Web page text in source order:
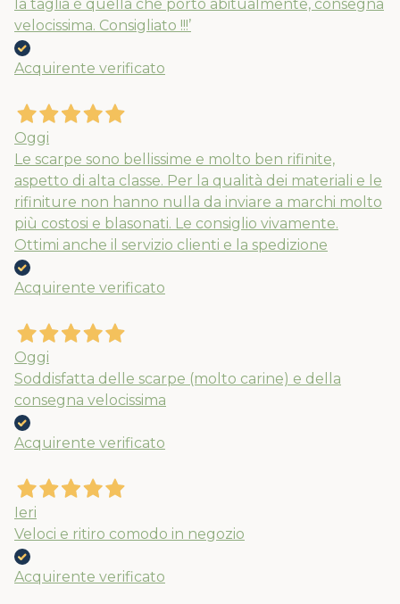
la taglia è quella che porto abitualmente, consegna
velocissima. Consigliato !!!’
Acquirente verificato
Oggi
Le scarpe sono bellissime e molto ben rifinite,
aspetto di alta classe. Per la qualità dei materiali e le
rifiniture non hanno nulla da inviare a marchi molto
più costosi e blasonati. Le consiglio vivamente.
Ottimi anche il servizio clienti e la spedizione
Acquirente verificato
Oggi
Soddisfatta delle scarpe (molto carine) e della
consegna velocissima
Acquirente verificato
Ieri
Veloci e ritiro comodo in negozio
Acquirente verificato
Nuovi ribassi fino al 70%
Spedizioni garantite prima della
entro il 5/08
APPROFITTANE ORA